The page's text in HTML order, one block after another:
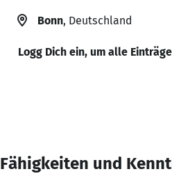
Bonn, Deutschland
Logg Dich ein, um alle
Fähigkeiten und